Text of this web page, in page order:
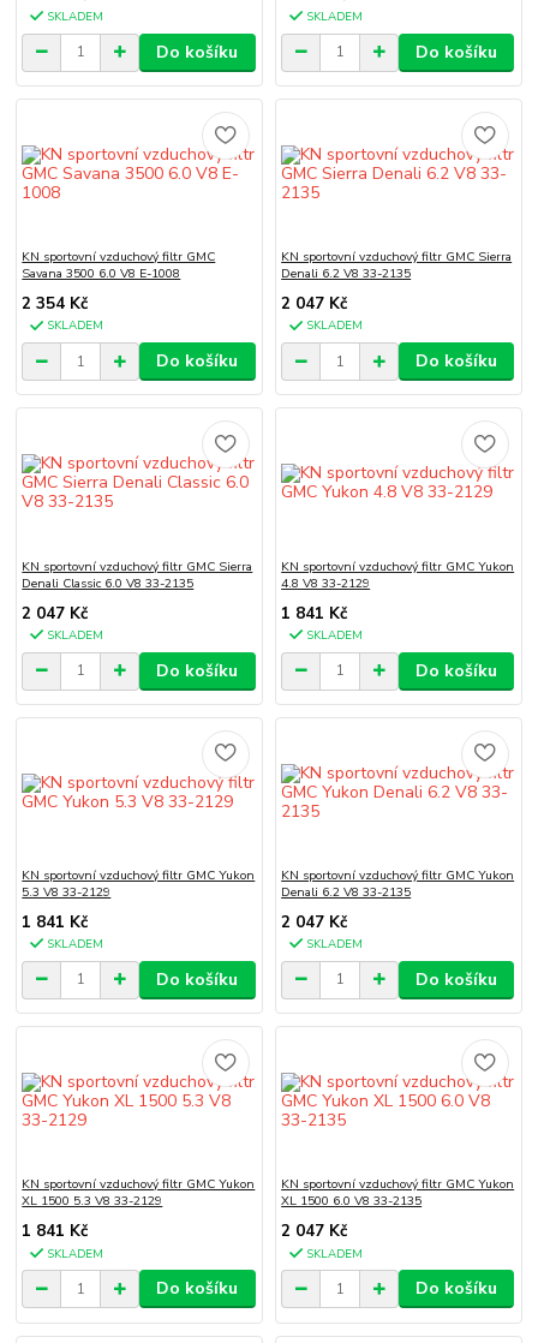
SKLADEM
Do košíku
SKLADEM
Do košíku
KN sportovní vzduchový filtr GMC
Savana 3500 6.0 V8 E-1008
2 354 Kč
SKLADEM
Do košíku
KN sportovní vzduchový filtr GMC Sierra
Denali 6.2 V8 33-2135
2 047 Kč
SKLADEM
Do košíku
KN sportovní vzduchový filtr GMC Sierra
Denali Classic 6.0 V8 33-2135
2 047 Kč
SKLADEM
Do košíku
KN sportovní vzduchový filtr GMC Yukon
4.8 V8 33-2129
1 841 Kč
SKLADEM
Do košíku
KN sportovní vzduchový filtr GMC Yukon
5.3 V8 33-2129
1 841 Kč
SKLADEM
Do košíku
KN sportovní vzduchový filtr GMC Yukon
Denali 6.2 V8 33-2135
2 047 Kč
SKLADEM
Do košíku
KN sportovní vzduchový filtr GMC Yukon
XL 1500 5.3 V8 33-2129
1 841 Kč
SKLADEM
Do košíku
KN sportovní vzduchový filtr GMC Yukon
XL 1500 6.0 V8 33-2135
2 047 Kč
SKLADEM
Do košíku